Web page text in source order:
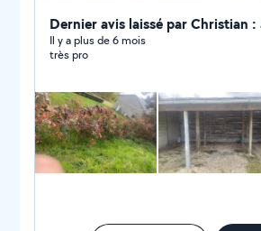
Dernier avis laissé par Christian
Il y a plus de 6 mois
très pro